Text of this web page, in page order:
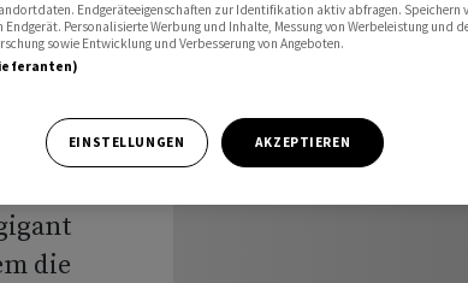
die
Endgeräteeigenschaften zur Identifikation aktiv abfragen. Speichern
Personalisierte Werbung und Inhalte, Messung von Werbeleistung und
sowie Entwicklung und Verbesserung von Angeboten.
EINSTELLUNGEN AKZEPTIEREN